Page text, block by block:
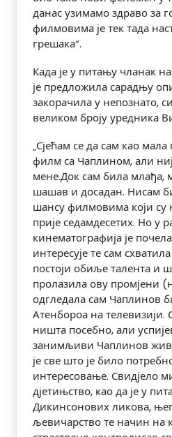
данас узимамо здраво за
филмовима је тек тада
грешака“.
Када је у питању чланак
је предложила сарадњу
закорачила у непознато,
великом броју уредника
„Сјећам се да сам као
филм са Чаплином, али
мене.Док сам била млађа,
шашав и досадан. Нисам
шансу филмовима који су
прије седамдесетих. Но у
кинематографија је
интересује те сам
постоји обиље талента и
пролазила ову промјени
одгледала сам Чаплинов
Атенбороа на
ништа посебно, али
занимљиви Чаплинов
је све што је било
интересовање. Свидјело
дјетињство, као да је у
Дикинсонових ликова,
љевичарство те начин на